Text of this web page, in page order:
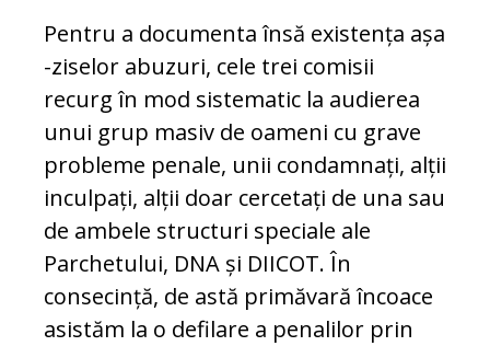
Pentru a documenta însă existența așa
-ziselor abuzuri, cele trei comisii
recurg în mod sistematic la audierea
unui grup masiv de oameni cu grave
probleme penale, unii condamnați, alții
inculpați, alții doar cercetați de una sau
de ambele structuri speciale ale
Parchetului, DNA și DIICOT. În
consecință, de astă primăvară încoace
asistăm la o defilare a penalilor prin